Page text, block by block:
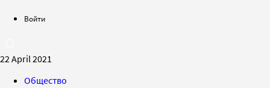
Войти
22 April 2021
Общество